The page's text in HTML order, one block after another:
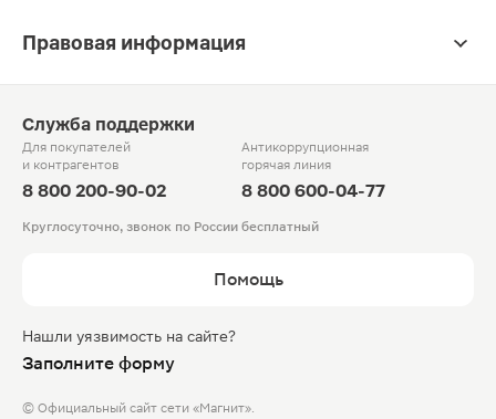
Правовая информация
Служба поддержки
Для покупателей
и контрагентов
8 800 200-90-02
Антикоррупционная
горячая линия
8 800 600-04-77
Круглосуточно, звонок по России бесплатный
Помощь
Нашли уязвимость на сайте?
Заполните форму
© Официальный сайт сети «Магнит».